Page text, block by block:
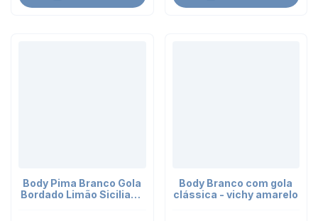
Body Pima Branco Gola
Bordado Limão Siciliano
Body Branco com gola
clássica - vichy amarelo